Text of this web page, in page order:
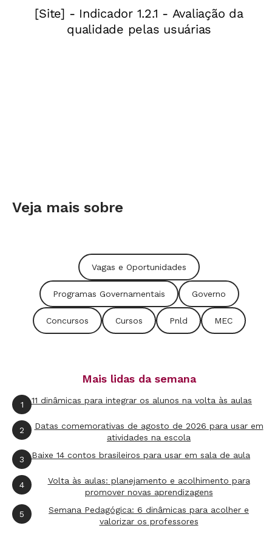
setembro.
Veja mais sobre
Vagas e Oportunidades
Programas Governamentais Governo
Concursos Cursos Pnld MEC
Mais lidas da semana
1 11 dinâmicas para integrar os alunos na volta às aulas
2
Datas comemorativas de agosto de 2026 para usar em
atividades na escola
3 Baixe 14 contos brasileiros para usar em sala de aula
4
Volta às aulas: planejamento e acolhimento para
promover novas aprendizagens
5
Semana Pedagógica: 6 dinâmicas para acolher e
valorizar os professores